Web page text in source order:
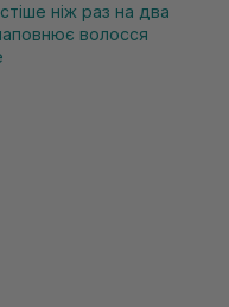
ніж раз на два
волосся